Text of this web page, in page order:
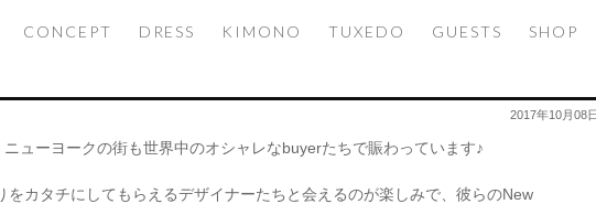
CONCEPT DRESS KIMONO TUXEDO GUESTS SHOP
2017年10月08
ューヨークの街も世界中のオシャレなbuyerたちで賑わっています♪
をカタチにしてもらえるデザイナーたちと会えるのが楽しみで、彼らのNew